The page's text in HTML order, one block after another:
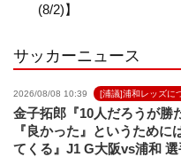
(8/2)】
サッカーニュース
2026/08/08 10:39 [浦議]浦和レッズに
金子拓郎『10人だろうが勝
『良かった』というため
てくる』J1 G大阪vs浦和